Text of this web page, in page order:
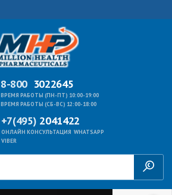
8-800 3022645
ВРЕМЯ РАБОТЫ (ПН-ПТ) 10:00-19:00
ВРЕМЯ РАБОТЫ (СБ-ВС) 12:00-18:00
+7(495) 2041422
ОНЛАЙН КОНСУЛЬТАЦИЯ WHATSAPP
VIBER